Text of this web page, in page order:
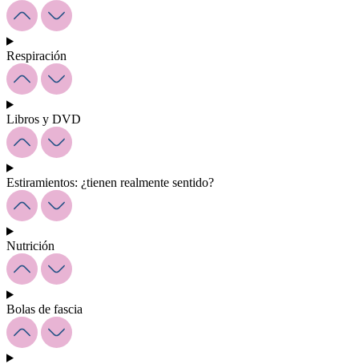
Respiración
Libros y DVD
Estiramientos: ¿tienen realmente sentido?
Nutrición
Bolas de fascia